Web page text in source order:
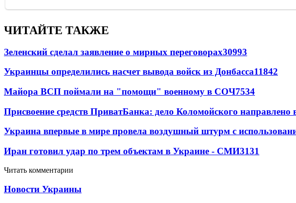
ЧИТАЙТЕ ТАКЖЕ
Зеленский сделал заявление о мирных переговорах30993
Украинцы определились насчет вывода войск из Донбасса11842
Майора ВСП поймали на "помощи" военному в СОЧ7534
Присвоение средств ПриватБанка: дело Коломойского направлено
Украина впервые в мире провела воздушный штурм с
Иран готовил удар по трем объектам в Украине - СМИ3131
Читать комментарии
Новости Украины